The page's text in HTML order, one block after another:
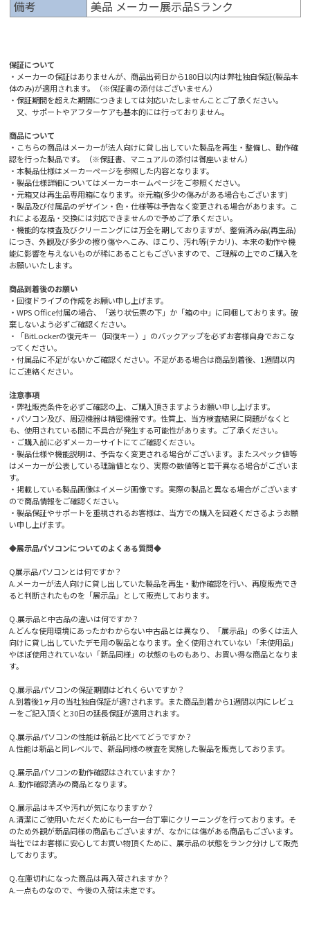
備考 美品 メーカー展示品Sランク
保証について
・メーカーの保証はありませんが、商品出荷日から180日以内は弊社独自保証(製品本
体のみ)が適用されます。（※保証書の添付はございません）
・保証期間を超えた期間につきましては対応いたしませんことご了承ください。
又、サポートやアフターケアも基本的には行っておりません。
商品について
・こちらの商品はメーカーが法人向けに貸し出していた製品を再生・整備し、動作確
認を行った製品です。（※保証書、マニュアルの添付は御座いません）
・本製品仕様はメーカーページを参照した内容となります。
・製品仕様詳細についてはメーカーホームページをご参照ください。
・元箱又は再生品専用箱になります。※元箱(多少の傷みがある場合もございます)
・製品及び付属品のデザイン・色・仕様等は予告なく変更される場合があります。こ
れによる返品・交換には対応できませんので予めご了承ください。
・機能的な検査及びクリーニングには万全を期しておりますが、整備済み品(再生品)
につき、外観及び多少の擦り傷やへこみ、ほこり、汚れ等(テカリ)、本来の動作や機
能に影響を与えないものが稀にあることもございますので、ご理解の上でのご購入を
お願いいたします。
商品到着後のお願い
・回復ドライブの作成をお願い申し上げます。
・WPS Office付属の場合、「送り状伝票の下」か「箱の中」に同梱しております。破
棄しないよう必ずご確認ください。
・「BitLockerの復元キー（回復キー）」のバックアップを必ずお客様自身でおこな
ってください。
・付属品に不足がないかご確認ください。不足がある場合は商品到着後、1週間以内
にご連絡ください。
注意事項
・弊社販売条件を必ずご確認の上、ご購入頂きますようお願い申し上げます。
・パソコン及び、周辺機器は精密機器です。性質上、当方検査結果に問題がなくと
も、使用されている間に不具合が発生する可能性があります。ご了承ください。
・ご購入前に必ずメーカーサイトにてご確認ください。
・製品仕様や機能説明は、予告なく変更される場合がございます。またスペック値等
はメーカーが公表している理論値となり、実際の数値等と若干異なる場合がございま
す。
・掲載している製品画像はイメージ画像です。実際の製品と異なる場合がございます
ので商品情報をご確認ください。
・製品保証やサポートを重視されるお客様は、当方での購入を回避くださるようお願
い申し上げます。
◆展示品パソコンについてのよくある質問◆
Q展示品パソコンとは何ですか？
A.メーカーが法人向けに貸し出していた製品を再生・動作確認を行い、再度販売でき
ると判断されたものを「展示品」として販売しております。
Q.展示品と中古品の違いは何ですか？
A.どんな使用環境にあったかわからない中古品とは異なり、「展示品」の多くは法人
向けに貸し出していたデモ用の製品となります。全く使用されていない「未使用品」
やほぼ使用されていない「新品同様」の状態のものもあり、お買い得な商品となりま
す。
Q.展示品パソコンの保証期間はどれくらいですか？
A.到着後1ヶ月の当社独自保証が適?されます。また商品到着から1週間以内にレビュ
ーをご記入頂くと30日の延長保証が適用されます。
Q.展示品パソコンの性能は新品と比べてどうですか？
A.性能は新品と同レベルで、新品同様の検査を実施した製品を販売しております。
Q.展示品パソコンの動作確認はされていますか？
A..動作確認済みの商品となります。
Q.展示品はキズや汚れが気になりますか？
A.清潔にご使用いただくためにも一台一台丁寧にクリーニングを行っております。そ
のため外観が新品同様の商品もございますが、なかには傷がある商品もございます。
当社ではお客様に安心してお買い物頂くために、展示品の状態をランク分けして販売
しております。
Q.在庫切れになった商品は再入荷されますか？
A.一点ものなので、今後の入荷は未定です。